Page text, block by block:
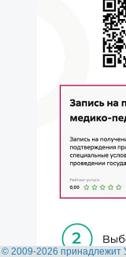
© 2009-2026 принадлежит